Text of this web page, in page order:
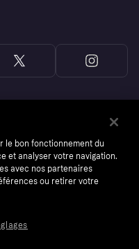
le bon fonctionnement du
et analyser votre navigation.
avec nos partenaires
ou retirer votre